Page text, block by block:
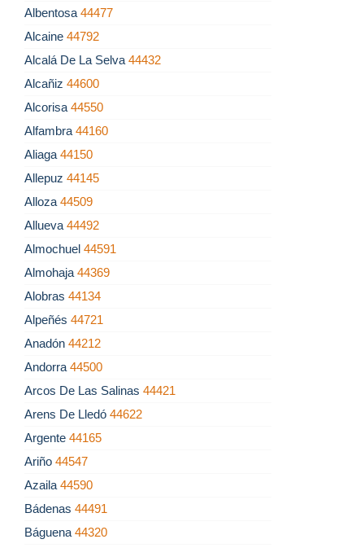
Albentosa 44477
Alcaine 44792
Alcalá De La Selva 44432
Alcañiz 44600
Alcorisa 44550
Alfambra 44160
Aliaga 44150
Allepuz 44145
Alloza 44509
Allueva 44492
Almochuel 44591
Almohaja 44369
Alobras 44134
Alpeñés 44721
Anadón 44212
Andorra 44500
Arcos De Las Salinas 44421
Arens De Lledó 44622
Argente 44165
Ariño 44547
Azaila 44590
Bádenas 44491
Báguena 44320